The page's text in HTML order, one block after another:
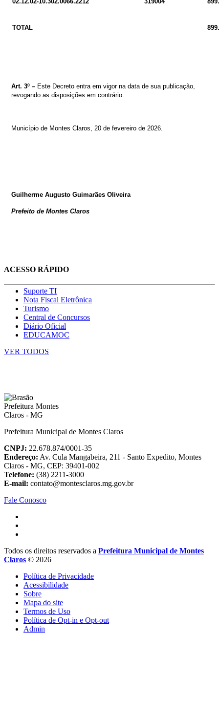
TOTAL
Art. 3º – Este Decreto entra em vigor na data de sua publicação,
revogando as disposições em contrário.
Município de Montes Claros, 20 de fevereiro de 2026
Guilherme Augusto Guimarães Oliveira
Prefeito de Montes Claros
ACESSO RÁPIDO
Suporte TI
Nota Fiscal Eletrônica
Turismo
Central de Concursos
Diário Oficial
EDUCAMOC
VER TODOS
Prefeitura Municipal de Montes Claros
CNPJ: 22.678.874/0001-35
Endereço: Av. Cula Mangabeira, 211 - Santo Expedito, Montes
Claros - MG, CEP: 39401-002
Telefone: (38) 2211-3000
E-mail: contato@montesclaros.mg.gov.br
Fale Conosco
Todos os direitos reservados a Prefeitura Municipal de Montes
Claros © 2026
Política de Privacidade
Acessibilidade
Sobre
Mapa do site
Termos de Uso
Política de Opt-in e Opt-out
Admin